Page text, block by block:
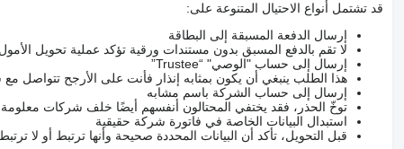
قد تشتمل أنواع الاحتيال المتنوعة على:
إرسال الدفعة المسبقة إلى البطاقة
لا تقم بالدفع المسبق بدون مستندات ورقية تؤكد عملية تحويل
إرسال إلى حساب "الوصي" “Trustee”
هذا الطلب ينبغي أن يكون بمثابه إنذار فأنت على الأرجح تتواصل
إرسال إلى حساب الشركة باسم مشابه
توخّ الحذر، فقد يختفي المحتالون أنفسهم أيضًا خلف شركات
استبدال البيانات الخاصة في فاتورة شركة حقيقية
قبل التحويل، تأكد أن البيانات المحددة صحيحة وأنها ترتبط أو لا